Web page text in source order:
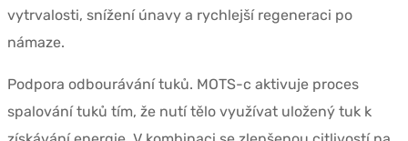
vytrvalosti, snížení únavy a rychlejší regeneraci po
námaze.
Podpora odbourávání tuků. MOTS-c aktivuje proces
spalování tuků tím, že nutí tělo využívat uložený tuk k